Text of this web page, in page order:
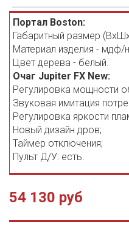
Портал Boston:
Габаритный размер
Материал изделия - мдф/
Цвет дерева - белый.
Очаг Jupiter FX New:
Регулировка мощности
Звуковая имитация
Регулировка яркости
Новый дизайн дров;
Таймер отключения;
Пульт Д/У: есть.
54 130 руб